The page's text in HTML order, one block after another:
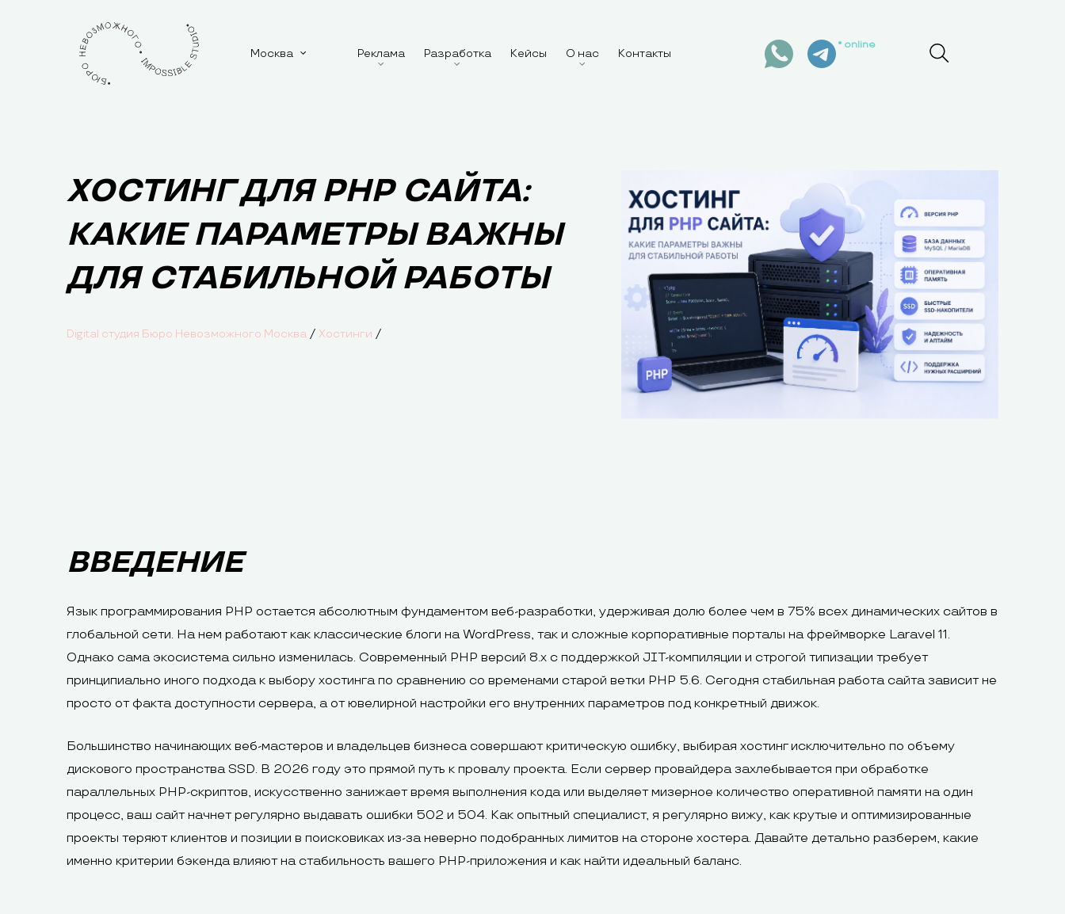
Москва Реклама Разработка Кейсы О нас Контакты
online
ХОСТИНГ ДЛЯ PHP САЙТА:
КАКИЕ ПАРАМЕТРЫ ВАЖНЫ
ДЛЯ СТАБИЛЬНОЙ РАБОТЫ
Digital студия Бюро Невозможного Москва / Хостинги /
ВВЕДЕНИЕ
Язык программирования PHP остается абсолютным фундаментом веб-разработки, удерживая долю более чем в 75% всех динамических сайтов в
глобальной сети. На нем работают как классические блоги на WordPress, так и сложные корпоративные порталы на фреймворке Laravel 11.
Однако сама экосистема сильно изменилась. Современный PHP версий 8.x с поддержкой JIT-компиляции и строгой типизации требует
принципиально иного подхода к выбору хостинга по сравнению со временами старой ветки PHP 5.6. Сегодня стабильная работа сайта зависит не
просто от факта доступности сервера, а от ювелирной настройки его внутренних параметров под конкретный движок.
Большинство начинающих веб-мастеров и владельцев бизнеса совершают критическую ошибку, выбирая хостинг исключительно по объему
дискового пространства SSD. В 2026 году это прямой путь к провалу проекта. Если сервер провайдера захлебывается при обработке
параллельных PHP-скриптов, искусственно занижает время выполнения кода или выделяет мизерное количество оперативной памяти на один
процесс, ваш сайт начнет регулярно выдавать ошибки 502 и 504. Как опытный специалист, я регулярно вижу, как крутые и оптимизированные
проекты теряют клиентов и позиции в поисковиках из-за неверно подобранных лимитов на стороне хостера. Давайте детально разберем, какие
именно критерии бэкенда влияют на стабильность вашего PHP-приложения и как найти идеальный баланс.